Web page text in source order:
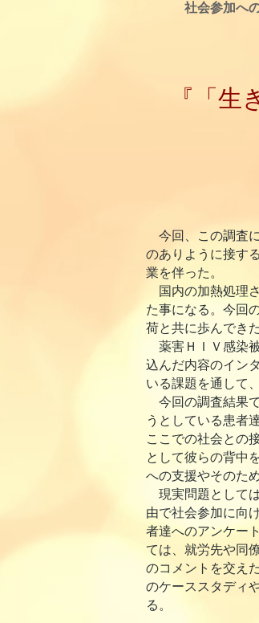
社会参
『「生
今回、この調査
のありように接す
業を伴った。
国内の加熱処理
た事になる。今回
荷と共に歩んでき
薬害ＨＩＶ感染
込んだ内容のイン
いる課題を通して
今回の調査結果
うとしている患者
ここでの社会との
として彼らの背中
への支援やそのた
現実問題として
由で社会参加に向
者達へのアンケー
ては、就労先や同
のコメントを交え
のケーススタディ
る。